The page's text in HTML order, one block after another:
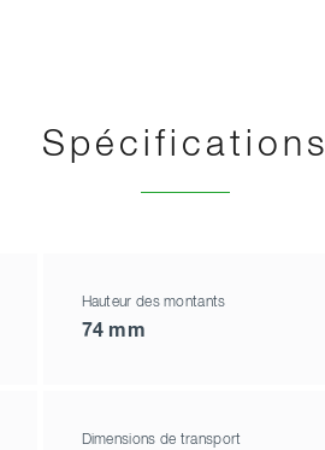
Spécifications
Hauteur des montants
74 mm
Dimensions de transport